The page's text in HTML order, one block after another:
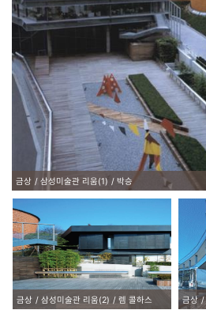
금상 삼성미술관 리움(1) 박승
금상 삼성미술관 리움(2) 렘 콜하스 금상